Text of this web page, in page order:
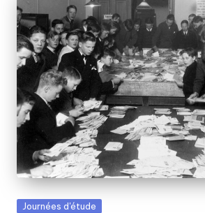
Posted
Journées d'étude